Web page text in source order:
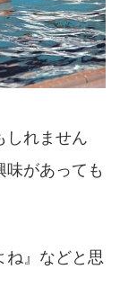
しれません
味があっても
ね』などと思